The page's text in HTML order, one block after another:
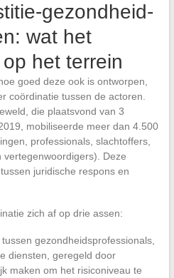
gezondheid-
wat het
het terrein
goed deze ook is ontworpen,
coördinatie tussen de actoren.
die plaatsvond van 3
mobiliseerde meer dan 4.500
professionals, slachtoffers,
Deze
juridische respons en
zich af op drie assen:
gezondheidsprofessionals,
diensten, geregeld door
maken om het risiconiveau te